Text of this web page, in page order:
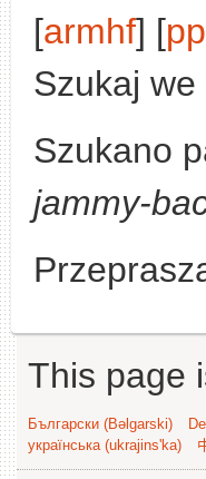
[armhf] [
Szukaj we
Szukano
jammy-
This page
Български (Bəlgarski)
українська (ukrajins'ka)